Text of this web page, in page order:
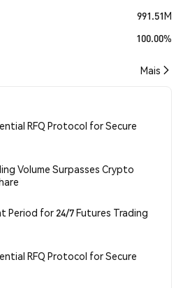
991.51M
100.00%
Mais
RFQ Protocol for Secure
Volume Surpasses Crypto
Period for 24/7 Futures Trading
RFQ Protocol for Secure